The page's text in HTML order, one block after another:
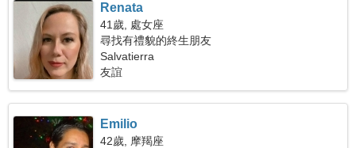
Renata
41歲, 處女座
尋找有禮貌的終生朋友
Salvatierra
友誼
Emilio
42歲, 摩羯座